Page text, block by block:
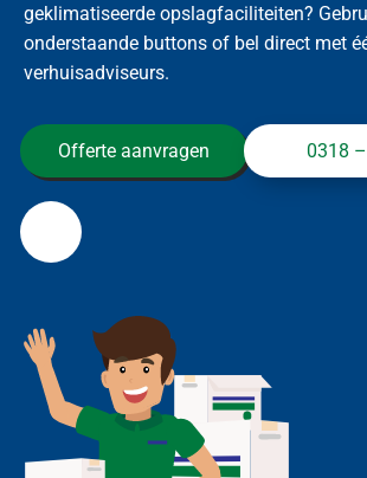
geklimatiseerde opslagfaciliteiten?
onderstaande buttons of bel direct met
verhuisadviseurs.
Offerte aanvragen 0318